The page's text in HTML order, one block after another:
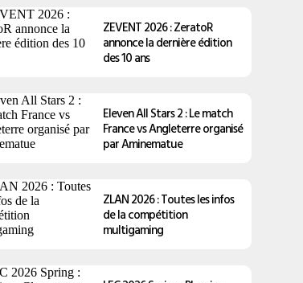
ZEVENT 2026 : ZeratoR
annonce la dernière édition
des 10 ans
Eleven All Stars 2 : Le match
France vs Angleterre organisé
par Aminematue
ZLAN 2026 : Toutes les infos
de la compétition
multigaming